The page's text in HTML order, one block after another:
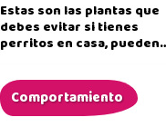
Estas son las plantas que
debes evitar si tienes
perritos en casa, pueden
Comportamiento